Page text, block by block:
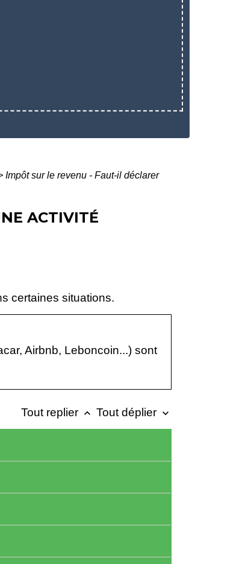
Impôt sur le revenu - Faut-il déclarer
ACTIVITÉ
certaines situations.
Airbnb, Leboncoin...) sont
Tout replier keyboard_arrow_up Tout déplier keyboard_arrow_down